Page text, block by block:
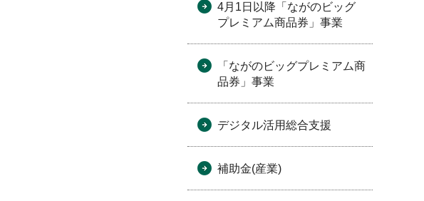
4月1日以降「ながのビッグ
プレミアム商品券」事業
「ながのビッグプレミアム商
品券」事業
デジタル活用総合支援
補助金(産業)